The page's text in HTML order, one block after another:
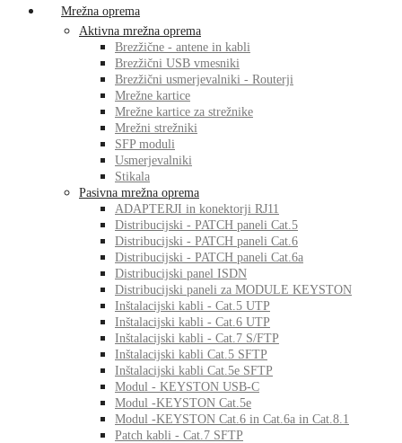
Mrežna oprema
Aktivna mrežna oprema
Brezžične - antene in kabli
Brezžični USB vmesniki
Brezžični usmerjevalniki - Routerji
Mrežne kartice
Mrežne kartice za strežnike
Mrežni strežniki
SFP moduli
Usmerjevalniki
Stikala
Pasivna mrežna oprema
ADAPTERJI in konektorji RJ11
Distribucijski - PATCH paneli Cat.5
Distribucijski - PATCH paneli Cat.6
Distribucijski - PATCH paneli Cat.6a
Distribucijski panel ISDN
Distribucijski paneli za MODULE KEYSTON
Inštalacijski kabli - Cat.5 UTP
Inštalacijski kabli - Cat.6 UTP
Inštalacijski kabli - Cat.7 S/FTP
Inštalacijski kabli Cat.5 SFTP
Inštalacijski kabli Cat.5e SFTP
Modul - KEYSTON USB-C
Modul -KEYSTON Cat.5e
Modul -KEYSTON Cat.6 in Cat.6a in Cat.8.1
Patch kabli - Cat.7 SFTP